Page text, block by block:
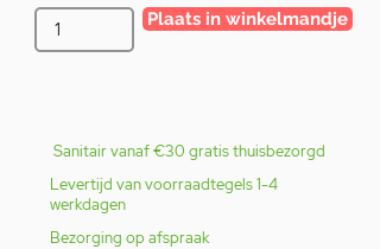
Plaats in winkelmandje
Sanitair vanaf €30 gratis thuisbezorgd
Levertijd van voorraadtegels 1-4
werkdagen
Bezorging op afspraak